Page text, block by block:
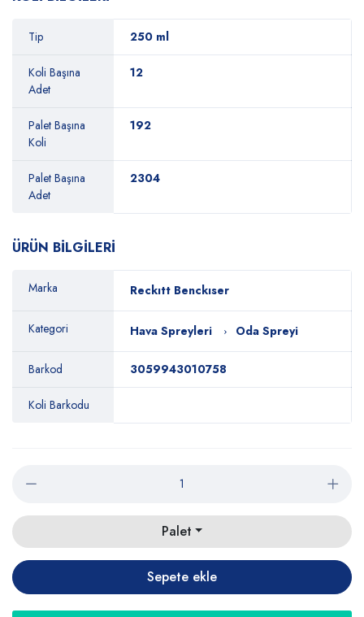
Tip 250 ml
Koli Başına
Adet
12
Palet Başına
Koli
192
Palet Başına
Adet
2304
ÜRÜN BİLGİLERİ
Marka Reckıtt Benckıser
Kategori Hava Spreyleri Oda Spreyi
Barkod 3059943010758
Koli Barkodu
Palet
Sepete ekle